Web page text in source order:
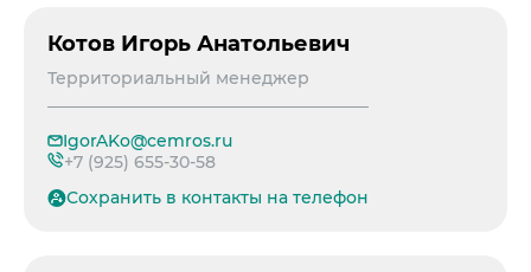
Котов Игорь Анатольевич
Территориальный менеджер
IgorAKo@cemros.ru
+7 (925) 655-30-58
Сохранить в контакты на телефон
Примеры приготовления строительных
Иные строительные материалы
Качество
Заказать цемент
Проектная поддержка
Мобильные лаборатории
Отгрузка и доставка
Автоперевозки
Водный транспорт
Выпуск 2
Устойчивое развитие
Охрана труда и здоровья
Наши люди
Социальные инвестиции
Охрана окружающей среды
Закупки
Закупки
Активные закупочные процедуры на ЭТП
Активные закупочные процедуры на
Архив закупочных процедур
ЦЕМРОС медиа
ЦЕМРОС в деле
Контакты